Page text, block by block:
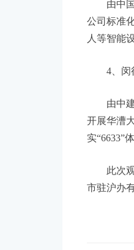
由中国
公司标准
人等智能
4、闵行
由中建八
开展华漕
实“6633”
此次观
市驻沪办